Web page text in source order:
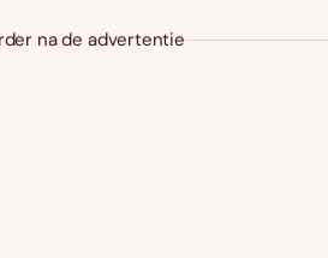
na de advertentie